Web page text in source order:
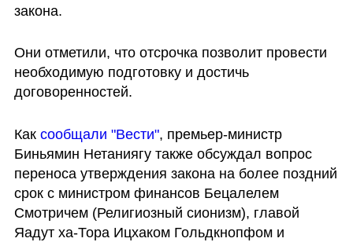
закона.
Они отметили, что отсрочка позволит провести
необходимую подготовку и достичь
договоренностей.
Как сообщали "Вести", премьер-министр
Биньямин Нетаниягу также обсуждал вопрос
переноса утверждения закона на более поздний
срок с министром финансов Бецалелем
Смотричем (Религиозный сионизм), главой
Яадут ха-Тора Ицхаком Гольдкнопфом и